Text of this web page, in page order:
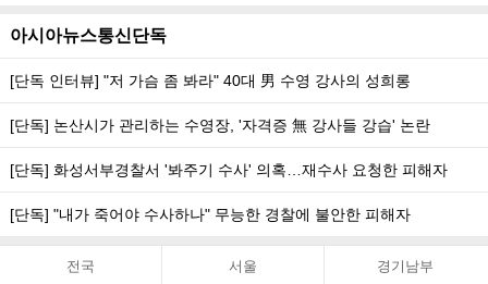
아시아뉴스통신단독
[단독 인터뷰] "저 가슴 좀 봐라" 40대 男 수영 강사의 성희롱
[단독] 논산시가 관리하는 수영장, '자격증 無 강사들 강습' 논란
[단독] 화성서부경찰서 '봐주기 수사' 의혹…재수사 요청한 피해자
[단독] "내가 죽어야 수사하나" 무능한 경찰에 불안한 피해자
전국 서울 경기남부